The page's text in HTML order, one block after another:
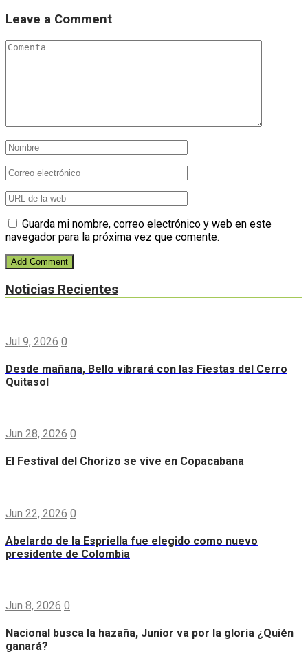
Leave a Comment
Guarda mi nombre, correo electrónico y web en este
navegador para la próxima vez que comente.
Noticias Recientes
Jul 9, 2026 0
Desde mañana, Bello vibrará con las Fiestas del Cerro
Quitasol
Jun 28, 2026 0
El Festival del Chorizo se vive en Copacabana
Jun 22, 2026 0
Abelardo de la Espriella fue elegido como nuevo
presidente de Colombia
Jun 8, 2026 0
Nacional busca la hazaña, Junior va por la gloria ¿Quién
ganará?